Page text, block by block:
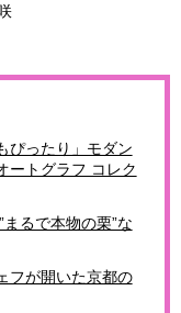
ぴったり」モダン
ートグラフ コレク
るで本物の栗”な
フが開いた京都の